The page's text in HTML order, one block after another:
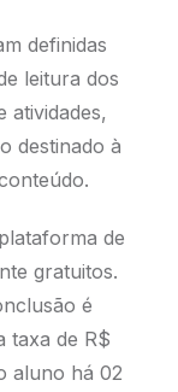
definidas
leitura dos
atividades,
destinado à
de
gratuitos.
é
taxa de R$
aluno há 02